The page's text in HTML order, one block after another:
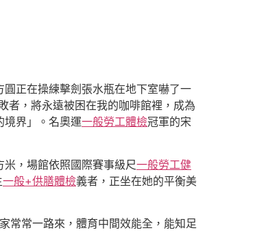
正在操練擊劍張水瓶在地下室嚇了一
者，將永遠被困在我的咖啡館裡，成為
界」。名奧運一般勞工體檢冠軍的宋
，場館依照國際賽事級尺一般勞工健
一般+供膳體檢義者，正坐在她的平衡美
常常一路來，體育中間效能全，能知足